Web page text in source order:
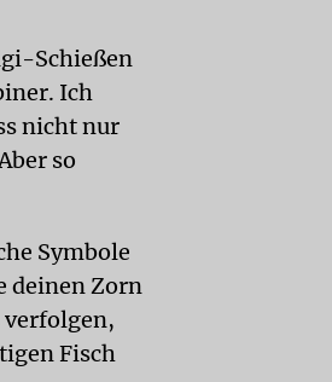
Schießen
Ich
nicht nur
so
Symbole
deinen Zorn
verfolgen,
Fisch